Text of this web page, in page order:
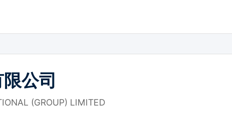
公司
(GROUP) LIMITED